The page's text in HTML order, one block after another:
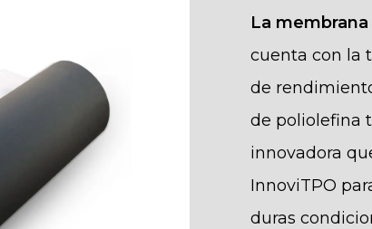
La
cuenta con la
de
de poliolefina
innovadora
InnoviTPO
duras